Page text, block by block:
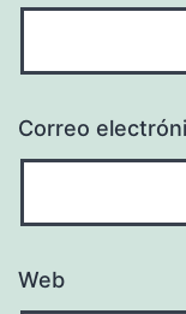
Correo
Web